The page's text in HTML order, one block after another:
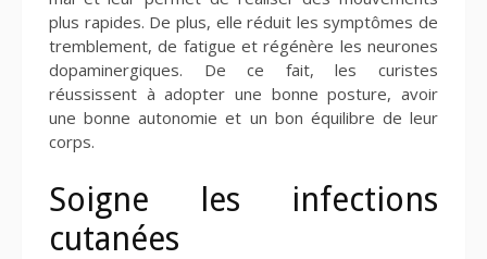
plus rapides. De plus, elle réduit les symptômes de
tremblement, de fatigue et régénère les neurones
dopaminergiques. De ce fait, les curistes
réussissent à adopter une bonne posture, avoir
une bonne autonomie et un bon équilibre de leur
corps.
Soigne les infections
cutanées